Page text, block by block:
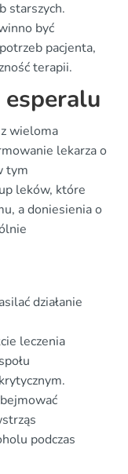
starszych.
być
pacjenta,
terapii.
wieloma
lekarza o
tym
leków, które
a doniesienia o
działanie
leczenia
podczas